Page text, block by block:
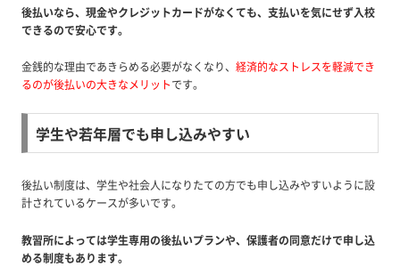
後払いなら、現金やクレジットカードがなくても、支払いを気にせず入校
できるので安心です。
金銭的な理由であきらめる必要がなくなり、 経済的なストレスを軽減でき
るのが後払いの大きなメリットです。
学生や若年層でも申し込みやすい
後払い制度は、学生や社会人になりたての方でも申し込みやすいように設
計されているケースが多いです。
教習所によっては学生専用の後払いプランや、保護者の同意だけで申し込
める制度もあります。